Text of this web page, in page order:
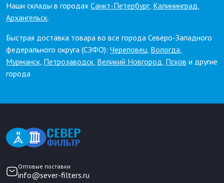
Наши склады в городах Санкт-Петербург, Калининград,
Архангельск.
Быстрая доставка товара во все города Северо-Западного
федерального округа (СЗФО): Череповец, Вологда,
Мурманск, Петрозаводск, Великий Новгород, Псков и другие
города
Оптовые поставки
info@sever-filters.ru